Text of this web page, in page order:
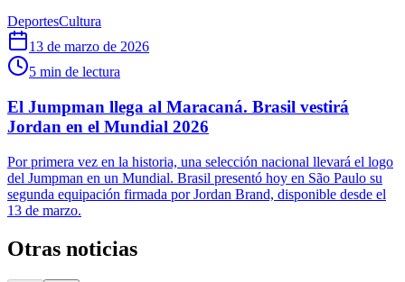
DeportesCultura
13 de marzo de 2026
5 min de lectura
El Jumpman llega al Maracaná. Brasil vestirá
Jordan en el Mundial 2026
Por primera vez en la historia, una selección nacional llevará el logo
del Jumpman en un Mundial. Brasil presentó hoy en São Paulo su
segunda equipación firmada por Jordan Brand, disponible desde el
13 de marzo.
Otras noticias